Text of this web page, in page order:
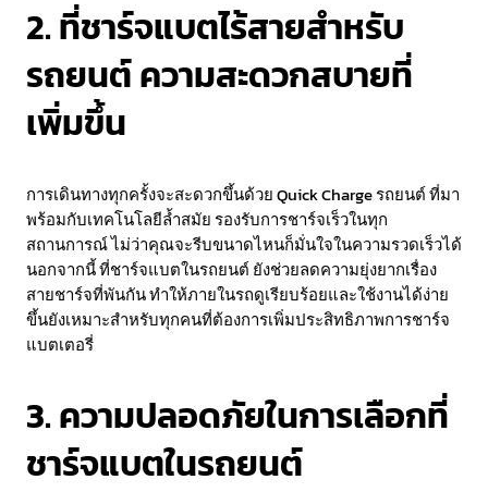
2. ที่ชาร์จแบตไร้สายสำหรับ
รถยนต์ ความสะดวกสบายที่
เพิ่มขึ้น
การเดินทางทุกครั้งจะสะดวกขึ้นด้วย Quick Charge รถยนต์ ที่มา
พร้อมกับเทคโนโลยีล้ำสมัย รองรับการชาร์จเร็วในทุก
สถานการณ์ ไม่ว่าคุณจะรีบขนาดไหนก็มั่นใจในความรวดเร็วได้
นอกจากนี้ ที่ชาร์จแบตในรถยนต์ ยังช่วยลดความยุ่งยากเรื่อง
สายชาร์จที่พันกัน ทำให้ภายในรถดูเรียบร้อยและใช้งานได้ง่าย
ขึ้นยังเหมาะสำหรับทุกคนที่ต้องการเพิ่มประสิทธิภาพการชาร์จ
แบตเตอรี่
3. ความปลอดภัยในการเลือกที่
ชาร์จแบตในรถยนต์